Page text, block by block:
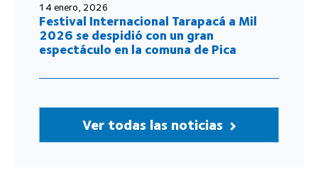
14 enero, 2026
Festival Internacional Tarapacá a Mil
2026 se despidió con un gran
espectáculo en la comuna de Pica
Ver todas las noticias